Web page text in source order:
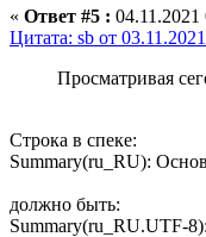
« Ответ #5 : 04.11.2021
Цитата: sb от
Просматривая
Строка в спеке:
Summary(ru_RU):
должно быть:
Summary(ru_RU.UTF-